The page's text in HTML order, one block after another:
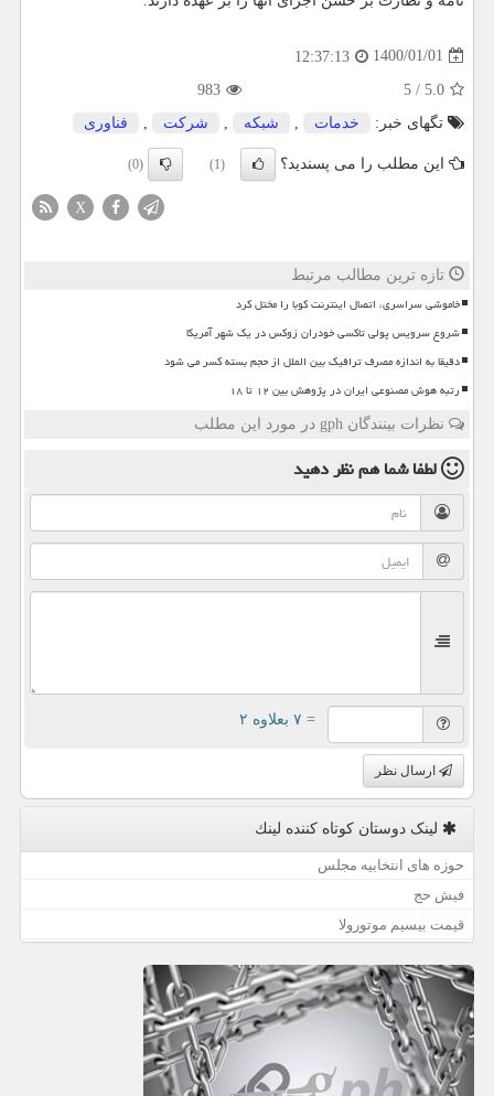
1400/01/01
12:37:13
5.0
/
5
983
تگهای خبر:
خدمات , شبكه , شركت , فناوری
این مطلب را می پسندید؟ (1)
(0)
X
تازه ترین مطالب مرتبط
خاموشی سراسری، اتصال اینترنت کوبا را مختل کرد
شروع سرویس پولی تاکسی خودران زوکس در یک شهر آمریکا
دقیقا به اندازه مصرف ترافیک بین الملل از حجم بسته کسر می شود
رتبه هوش مصنوعی ایران در پژوهش بین ۱۲ تا ۱۸
نظرات بینندگان gph در مورد این مطلب
لطفا شما همنظر دهید
= ۷ بعلاوه ۲
ارسال نظر
لینک دوستان كوتاه كننده لینك
حوزه های انتخابیه مجلس
فیش حج
قیمت بیسیم موتورولا